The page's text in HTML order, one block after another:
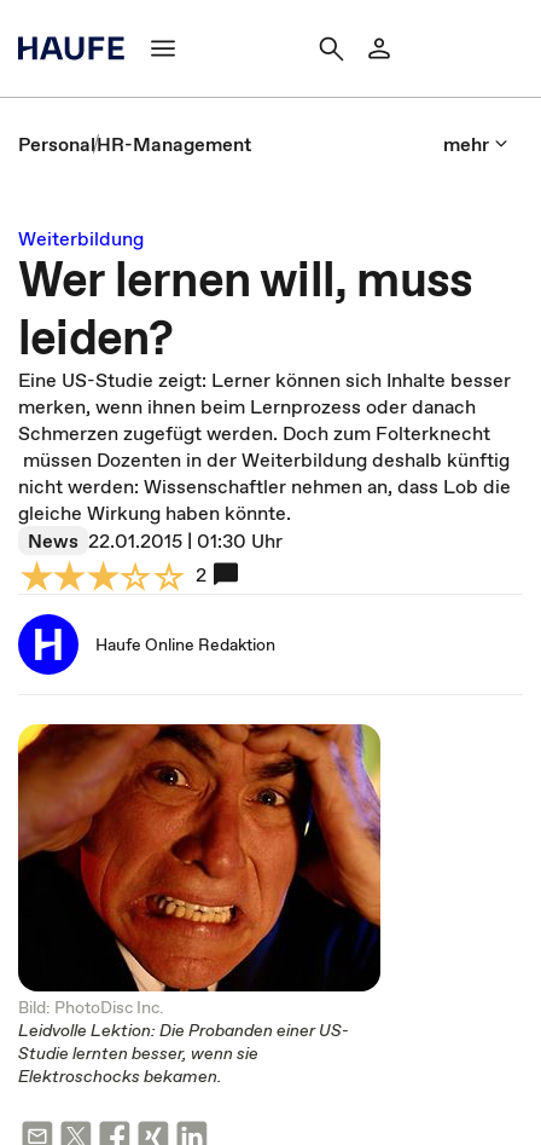
PersonalHR-Management mehr
Weiterbildung
Wer lernen will, muss
leiden?
Eine US-Studie zeigt: Lerner können sich Inhalte besser
merken, wenn ihnen beim Lernprozess oder danach
Schmerzen zugefügt werden. Doch zum Folterknecht
müssen Dozenten in der Weiterbildung deshalb künftig
nicht werden: Wissenschaftler nehmen an, dass Lob die
gleiche Wirkung haben könnte.
News 22.01.2015 | 01:30 Uhr
2
Haufe Online Redaktion
Bild: PhotoDisc Inc.
Leidvolle Lektion: Die Probanden einer US-
Studie lernten besser, wenn sie
Elektroschocks bekamen.